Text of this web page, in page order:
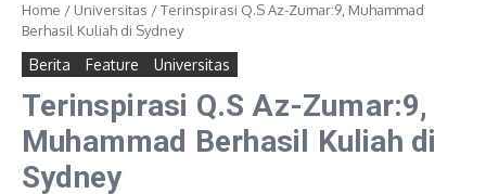
Home / Universitas /Terinspirasi Q.S Az-Zumar:9, Muhammad
Berhasil Kuliah di Sydney
Berita Feature Universitas
Terinspirasi Q.S Az-Zumar:9,
Muhammad Berhasil Kuliah di
Sydney